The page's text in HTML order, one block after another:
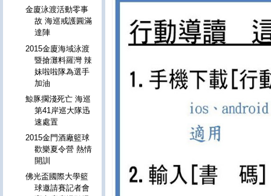
金廈泳渡活動零事
故 海巡戒護圓滿
達陣
2015金廈海域泳渡
暨搶灘料羅灣 辣
妹啦啦隊為選手
加油
鯨豚擱淺死亡 海巡
第41岸巡大隊迅
速處置
2015金門酒廠籃球
歡樂夏令營 熱情
開訓
佛光盃國際大學籃
球邀請賽記者會